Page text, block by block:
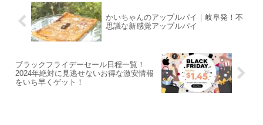
かいちゃんのアップルパイ｜岐阜発！不
思議な新感覚アップルパイ
ブラックフライデーセール日程一覧！
2024年絶対に見逃せないお得な激安情報
をいち早くゲット！